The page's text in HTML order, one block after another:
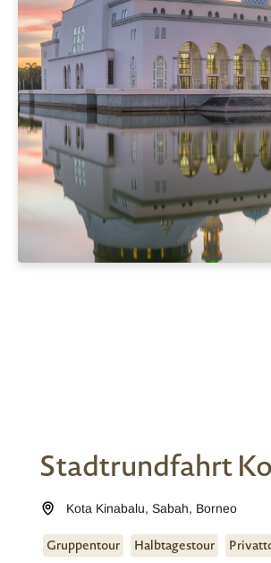
Stadtrundfahrt
Kota Kinabalu,Sabah, Borneo
Gruppentour Halbtagestour